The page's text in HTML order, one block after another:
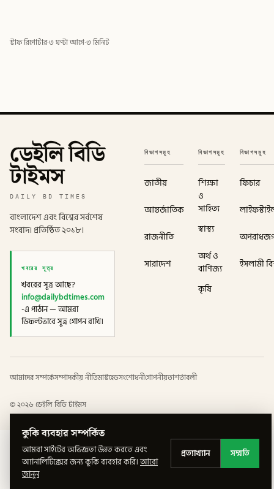
স্টাফ রিপোর্টার·৩ ঘণ্টা আগে·৩ মিনিট
ডেইলি বিডি
টাইমস
DAILY BD TIMES
বাংলাদেশ এবং বিশ্বের সর্বশেষ
সংবাদ। প্রতিষ্ঠিত ২০১৮।
খবরের সূত্র
খবরের সূত্র আছে?
info@dailybdtimes.com
-এ পাঠান — আমরা
ডিফল্টভাবে সূত্র গোপন রাখি।
বিভাগসমূহ
জাতীয়
আন্তর্জাতিক
রাজনীতি
সারাদেশ
বিভাগসমূহ
শিক্ষা
ও
সাহিত্য
স্বাস্থ্য
অর্থ ও
বাণিজ্য
কৃষি
বিভাগসমূহ
ফিচার
ইসলামী
আমাদের সম্পর্কেসম্পাদকীয় নীতিমাস্টহেডসংশোধনীগোপনীয়তাশর্তাবলী
©২০২৬ডেইলি বিডি টাইমস
কুকি ব্যবহার সম্পর্কিত
আমরা সাইটের অভিজ্ঞতা উন্নত করতে এবং
অ্যানালিটিক্সের জন্য কুকি ব্যবহার করি।আরো
জানুন
প্রত্যাখ্যান সম্মতি